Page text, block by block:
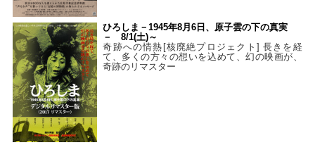
ひろしま－1945年8月6日、原子雲の下の真実
－ 8/1(土)～
奇跡への情熱[核廃絶プロジェクト] 長きを経
て、多くの方々の想いを込めて、幻の映画が、
奇跡のリマスター